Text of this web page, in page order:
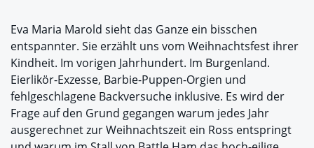
Eva Maria Marold sieht das Ganze ein bisschen
entspannter. Sie erzählt uns vom Weihnachtsfest ihrer
Kindheit. Im vorigen Jahrhundert. Im Burgenland.
Eierlikör-Exzesse, Barbie-Puppen-Orgien und
fehlgeschlagene Backversuche inklusive. Es wird der
Frage auf den Grund gegangen warum jedes Jahr
ausgerechnet zur Weihnachtszeit ein Ross entspringt